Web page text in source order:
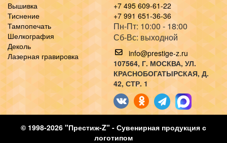
Вышивка
Тиснение
Тампопечать
Шелкография
Деколь
Лазерная гравировка
+7 495 609-61-22
+7 991 651-36-36
Пн-Пт: 10:00 - 18:00
Сб-Вс: выходной
info@prestige-z.ru
107564, Г. МОСКВА, УЛ.
КРАСНОБОГАТЫРСКАЯ, Д.
42, СТР. 1
© 1998-2026 "Престиж-Z" - Сувенирная продукция с
логотипом